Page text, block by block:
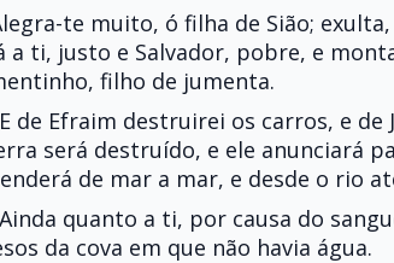
te muito, ó filha de Sião;
a ti, justo e Salvador, pobre, e
filho de jumenta.
E de Efraim destruirei os carros, e de
será destruído, e ele anunciará
de mar a mar, e desde o rio
Ainda quanto a ti, por causa do
da cova em que não havia água.